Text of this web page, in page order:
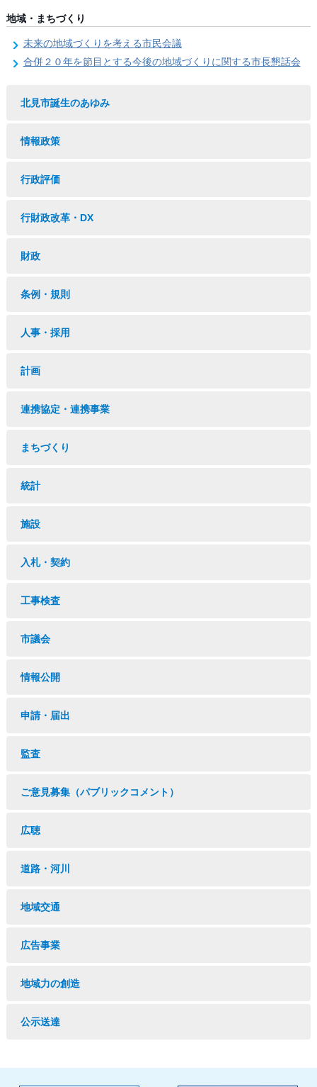
地域・まちづくり
未来の地域づくりを考える市民会議
合併２０年を節目とする今後の地域づくりに関する市長懇話会
北見市誕生のあゆみ
情報政策
行政評価
行財政改革・DX
財政
条例・規則
人事・採用
計画
連携協定・連携事業
まちづくり
統計
施設
入札・契約
工事検査
市議会
情報公開
申請・届出
監査
ご意見募集（パブリックコメント）
広聴
道路・河川
地域交通
広告事業
地域力の創造
公示送達